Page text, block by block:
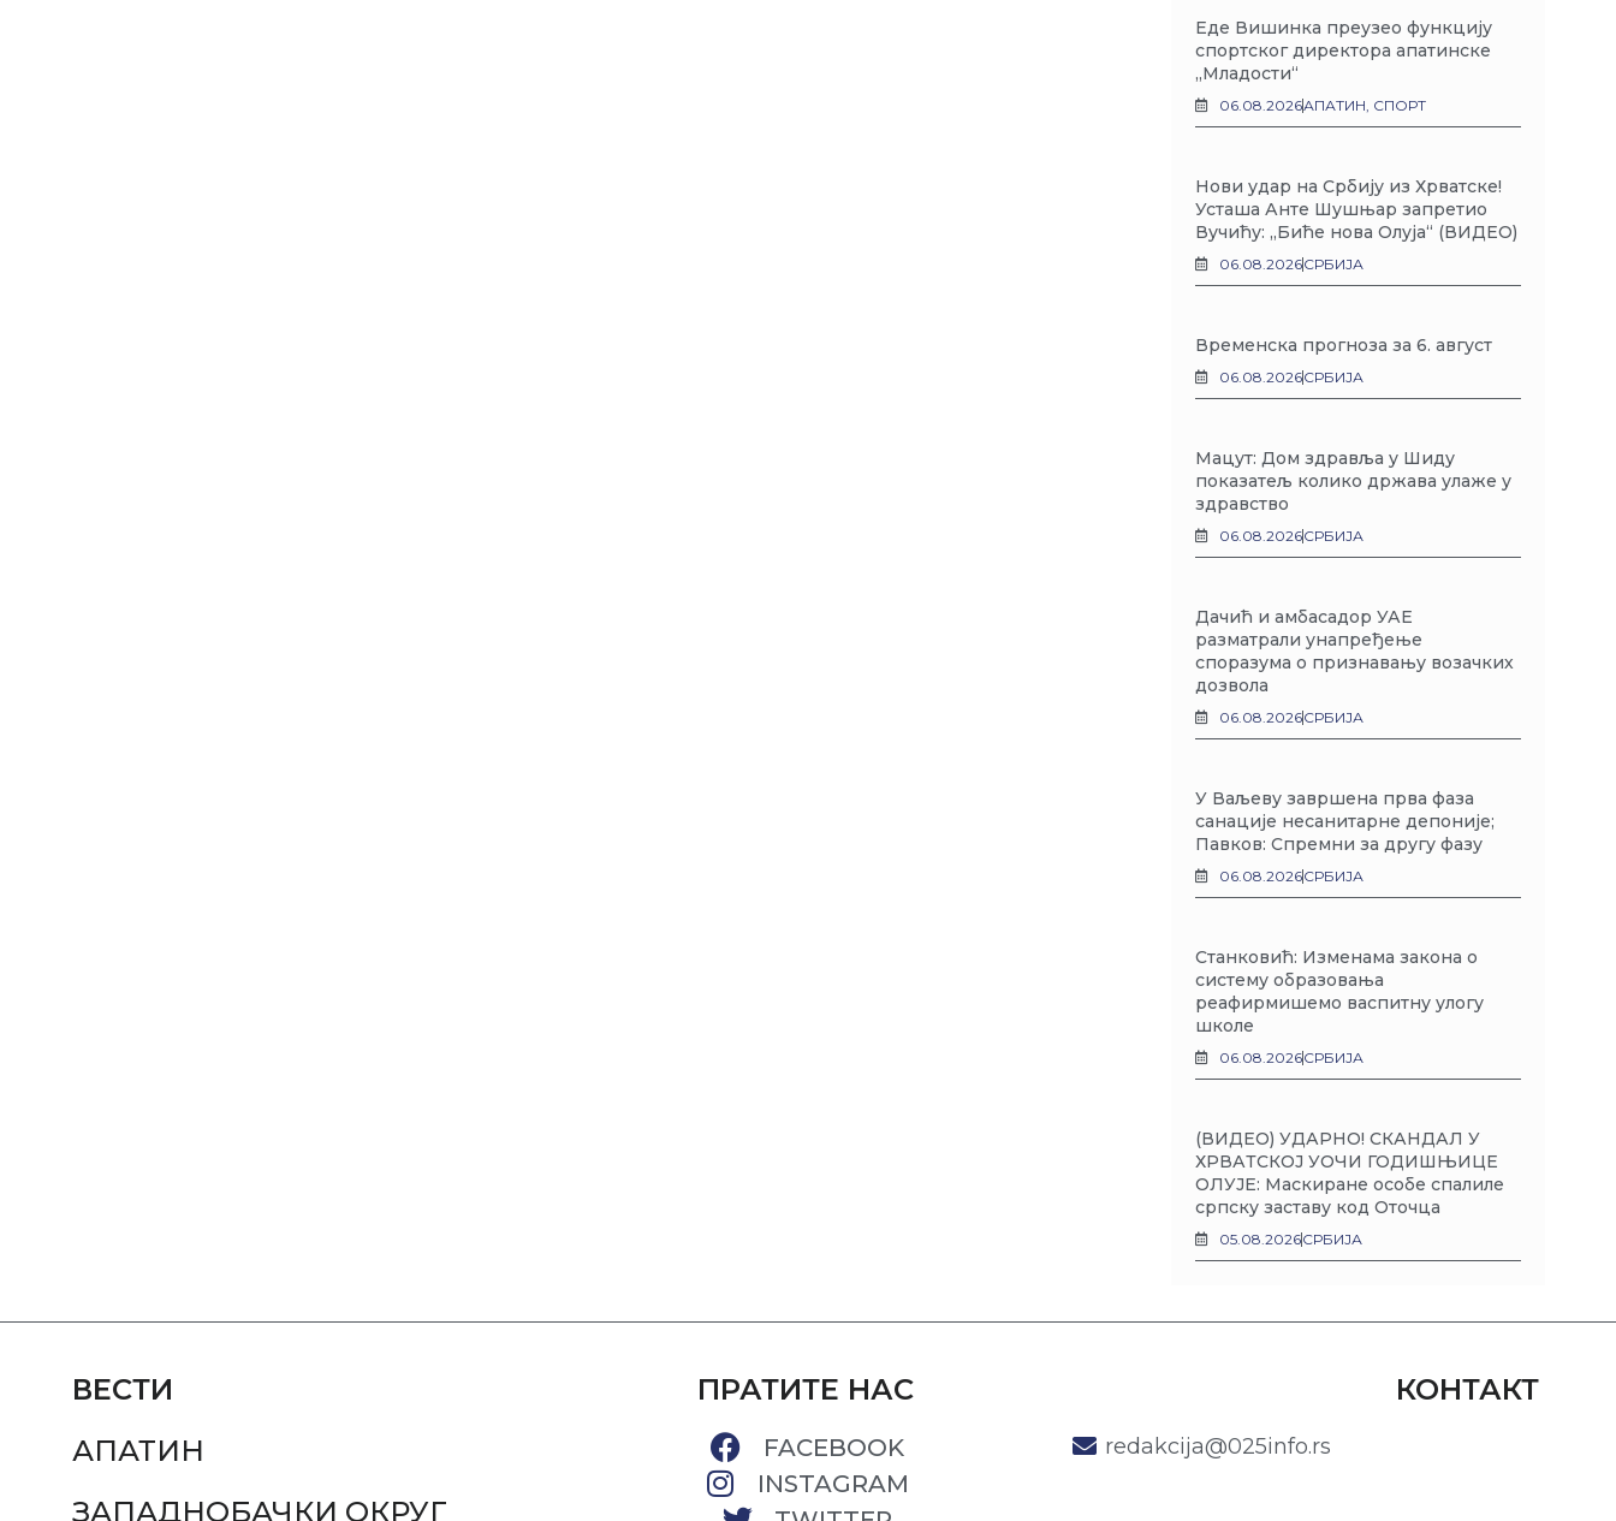
Еде Вишинка преузео функцију
спортског директора апатинске
„Младости“
06.08.2026АПАТИН, СПОРТ
Нови удар на Србију из Хрватске!
Усташа Анте Шушњар запретио
Вучићу: „Биће нова Олуја“ (ВИДЕО)
06.08.2026СРБИЈА
Временска прогноза за 6. август
06.08.2026СРБИЈА
Мацут: Дом здравља у Шиду
показатељ колико држава улаже у
здравство
06.08.2026СРБИЈА
Дачић и амбасадор УАЕ
разматрали унапређење
споразума о признавању возачких
дозвола
06.08.2026СРБИЈА
У Ваљеву завршена прва фаза
санације несанитарне депоније;
Павков: Спремни за другу фазу
06.08.2026СРБИЈА
Станковић: Изменама закона о
систему образовања
реафирмишемо васпитну улогу
школе
06.08.2026СРБИЈА
(ВИДЕО) УДАРНО! СКАНДАЛ У
ХРВАТСКОЈ УОЧИ ГОДИШЊИЦЕ
ОЛУЈЕ: Маскиране особе спалиле
српску заставу код Оточца
05.08.2026СРБИЈА
ВЕСТИ
АПАТИН
ЗАПАДНОБАЧКИ ОКРУГ
ПРАТИТЕ НАС
FACEBOOK
INSTAGRAM
КОНТАКТ
redakcija@025info.rs